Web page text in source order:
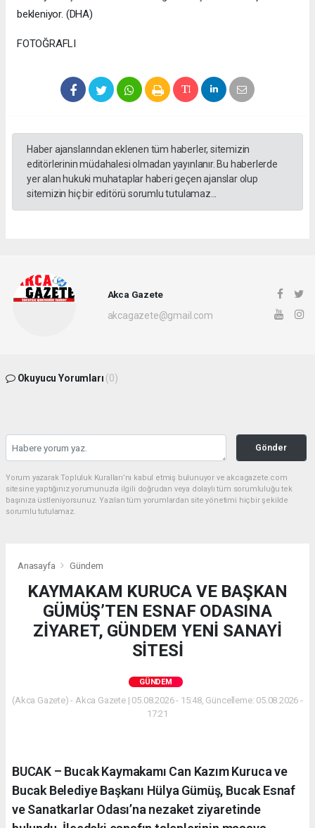
bekleniyor. (DHA)
FOTOĞRAFLI
Haber ajanslarından eklenen tüm haberler, sitemizin
editörlerinin müdahalesi olmadan yayınlanır. Bu haberlerde
yer alan hukuki muhataplar haberi geçen ajanslar olup
sitemizin hiç bir editörü sorumlu tutulamaz...
Akca Gazete
akcagazete@gmail.com
Okuyucu Yorumları (0)
Gönder
Yorum yazarak Topluluk Kuralları’nı kabul etmiş bulunuyor ve akcagazete.com
sitesine yaptığınız yorumunuzla ilgili doğrudan veya dolaylı tüm sorumluluğu tek
başınıza üstleniyorsunuz. Yazılan tüm yorumlardan site yönetimi hiçbir şekilde
sorumlu tutulamaz.
Anasayfa Gündem
KAYMAKAM KURUCA VE BAŞKAN
GÜMÜŞ’TEN ESNAF ODASINA
ZİYARET, GÜNDEM YENİ SANAYİ
SİTESİ
GÜNDEM
(Akca Gazete) - Akca Gazete | 05.08.2026 - 15:48, Güncelleme: 05.08.2026 -
17:21
BUCAK – Bucak Kaymakamı Can Kazım Kuruca ve
Bucak Belediye Başkanı Hülya Gümüş, Bucak Esnaf
ve Sanatkarlar Odası’na nezaket ziyaretinde